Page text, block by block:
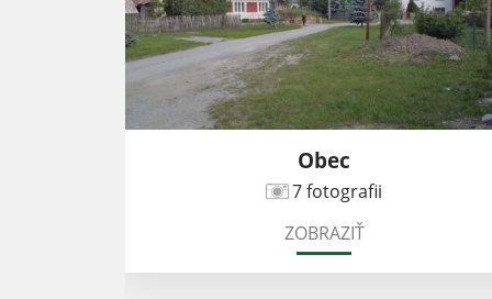
Obec
7 fotografii
ZOBRAZIŤ